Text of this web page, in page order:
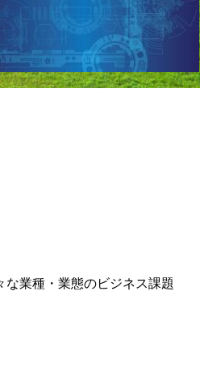
業種・業態のビジネス課題